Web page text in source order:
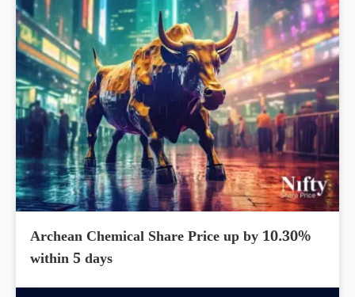
Archean Chemical Share Price up by 10.30%
within 5 days